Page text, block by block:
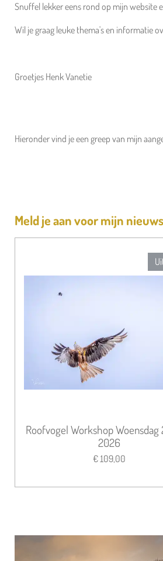
Snuffel lekker eens rond op mijn website
Wil je graag leuke thema's en informatie
Groetjes Henk Vanetie
Hieronder vind je een greep van mijn
Meld je aan voor mijn
Roofvogel Workshop Woensdag
2026
€ 109,00